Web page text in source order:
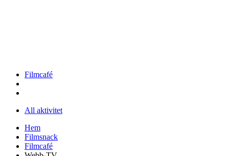
Filmcafé
All aktivitet
Hem
Filmsnack
Filmcafé